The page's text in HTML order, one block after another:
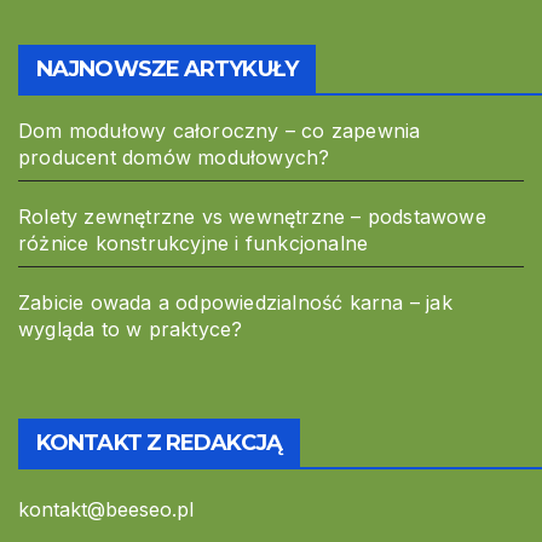
NAJNOWSZE ARTYKUŁY
Dom modułowy całoroczny – co zapewnia
producent domów modułowych?
Rolety zewnętrzne vs wewnętrzne – podstawowe
różnice konstrukcyjne i funkcjonalne
Zabicie owada a odpowiedzialność karna – jak
wygląda to w praktyce?
KONTAKT Z REDAKCJĄ
kontakt@beeseo.pl